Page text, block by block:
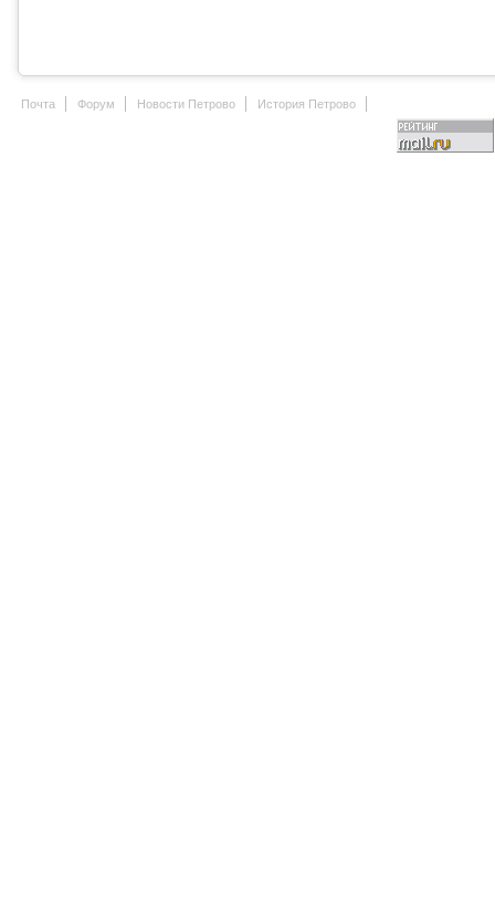
Почта Форум Новости Петрово История Петрово